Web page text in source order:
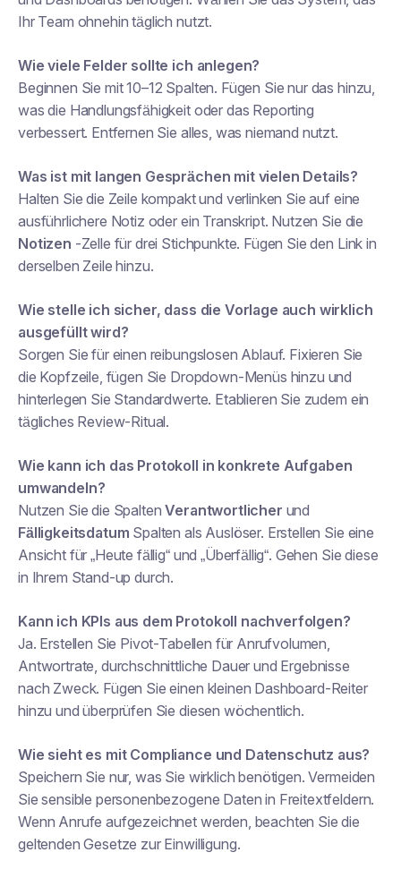
Ihr Team ohnehin täglich nutzt.
Wie viele Felder sollte ich anlegen?
Beginnen Sie mit 10–12 Spalten. Fügen Sie nur das hinzu,
was die Handlungsfähigkeit oder das Reporting
verbessert. Entfernen Sie alles, was niemand nutzt.
Was ist mit langen Gesprächen mit vielen Details?
Halten Sie die Zeile kompakt und verlinken Sie auf eine
ausführlichere Notiz oder ein Transkript. Nutzen Sie die
Notizen -Zelle für drei Stichpunkte. Fügen Sie den Link in
derselben Zeile hinzu.
Wie stelle ich sicher, dass die Vorlage auch wirklich
ausgefüllt wird?
Sorgen Sie für einen reibungslosen Ablauf. Fixieren Sie
die Kopfzeile, fügen Sie Dropdown-Menüs hinzu und
hinterlegen Sie Standardwerte. Etablieren Sie zudem ein
tägliches Review-Ritual.
Wie kann ich das Protokoll in konkrete Aufgaben
umwandeln?
Nutzen Sie die SpaltenVerantwortlicher und
Fälligkeitsdatum Spalten als Auslöser. Erstellen Sie eine
Ansicht für „Heute fällig“ und „Überfällig“. Gehen Sie diese
in Ihrem Stand-up durch.
Kann ich KPIs aus dem Protokoll nachverfolgen?
Ja. Erstellen Sie Pivot-Tabellen für Anrufvolumen,
Antwortrate, durchschnittliche Dauer und Ergebnisse
nach Zweck. Fügen Sie einen kleinen Dashboard-Reiter
hinzu und überprüfen Sie diesen wöchentlich.
Wie sieht es mit Compliance und Datenschutz aus?
Speichern Sie nur, was Sie wirklich benötigen. Vermeiden
Sie sensible personenbezogene Daten in Freitextfeldern.
Wenn Anrufe aufgezeichnet werden, beachten Sie die
geltenden Gesetze zur Einwilligung.